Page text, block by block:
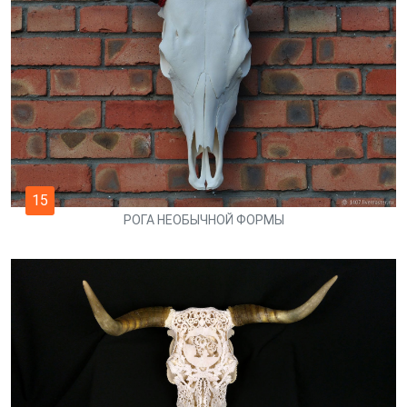
15
РОГА НЕОБЫЧНОЙ ФОРМЫ